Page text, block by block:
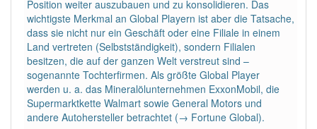
92% unserer Spielapp-Nutzer haben den Artikel
korrekt erraten.
Position weiter auszubauen und zu konsolidieren. Das
wichtigste Merkmal an Global Playern ist aber die Tatsache,
dass sie nicht nur ein Geschäft oder eine Filiale in einem
Land vertreten (Selbstständigkeit), sondern Filialen
besitzen, die auf der ganzen Welt verstreut sind –
sogenannte Tochterfirmen. Als größte Global Player
werden u. a. das Mineralölunternehmen ExxonMobil, die
Supermarktkette Walmart sowie General Motors und
andere Autohersteller betrachtet (→ Fortune Global).